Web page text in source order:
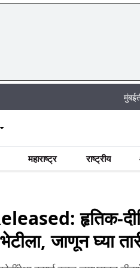
मुंबईतील
महाराष्ट्र राष्ट्रीय
हृतिक-
जाणून घ्या